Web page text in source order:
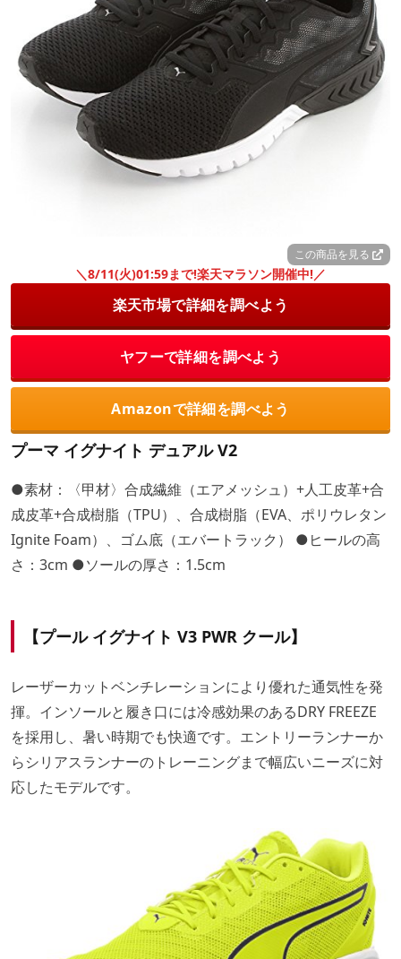
この商品を見る
＼8/11(火)01:59まで!楽天マラソン開催中!／
楽天市場で詳細を調べよう
ヤフーで詳細を調べよう
Amazonで詳細を調べよう
プーマ イグナイト デュアル V2
●素材：〈甲材〉合成繊維（エアメッシュ）+人工皮革+合
成皮革+合成樹脂（TPU）、合成樹脂（EVA、ポリウレタン
Ignite Foam）、ゴム底（エバートラック） ●ヒールの高
さ：3cm ●ソールの厚さ：1.5cm
【プール イグナイト V3 PWR クール】
レーザーカットベンチレーションにより優れた通気性を発
揮。インソールと履き口には冷感効果のあるDRY FREEZE
を採用し、暑い時期でも快適です。エントリーランナーか
らシリアスランナーのトレーニングまで幅広いニーズに対
応したモデルです。